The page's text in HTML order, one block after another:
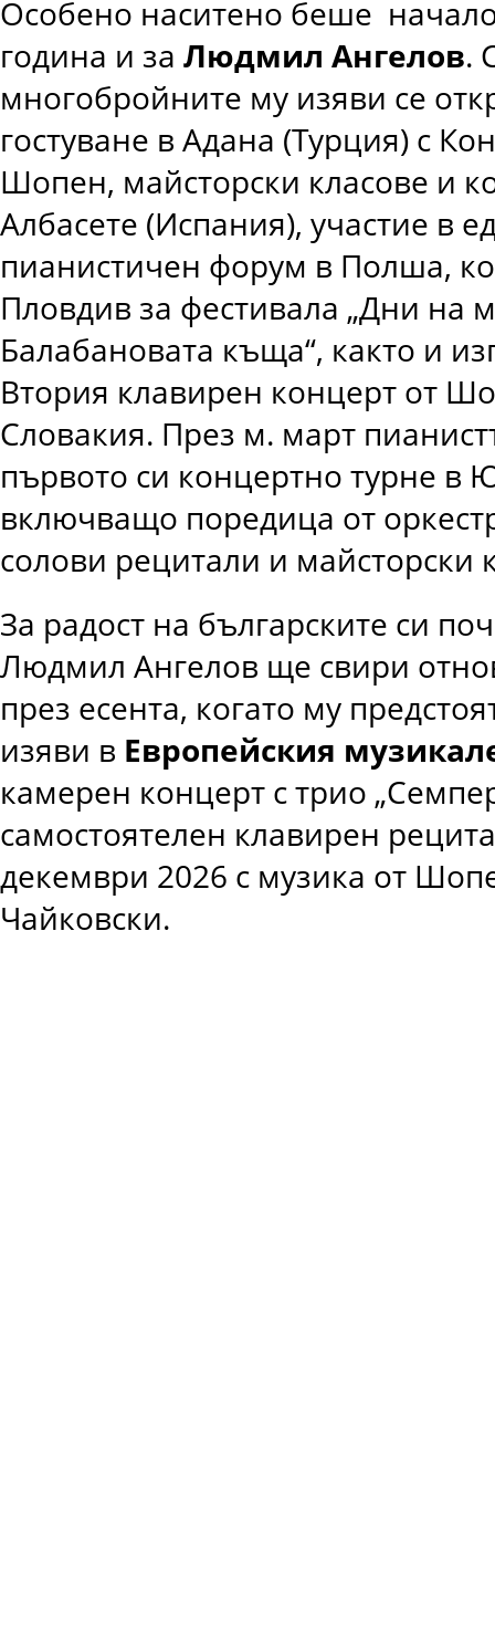
Особено наситено беше
година и за Людмил Ангелов.
многобройните му изяви се
гостуване в Адана (Турция) с
Шопен, майсторски класове и
Албасете (Испания), участие в
пианистичен форум в Полша,
Пловдив за фестивала „Дни на
Балабановата къща“, както и
Втория клавирен концерт от
Словакия. През м. март
първото си концертно турне в
включващо поредица от
солови рецитали и майсторски
За радост на българските си
Людмил Ангелов ще свири
през есента, когато му
изяви в Европейския
камерен концерт с трио
самостоятелен клавирен
декември 2026 с музика от
Чайковски.